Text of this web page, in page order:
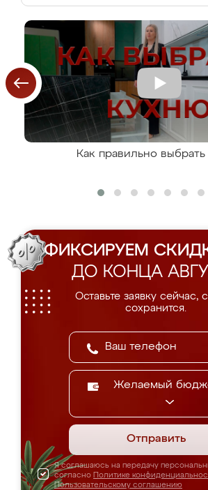
Как правильно
ФИКСИРУЕМ
ДО КОНЦА
Оставьте заявку сейчас,
сохранится.
Желаемый
Отправить
Я соглашаюсь на передачу
согласно Политике
Пользовательскому соглашению